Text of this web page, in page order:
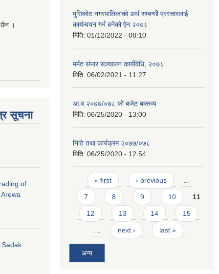
छैन ।
सूचना
of
Sadak
मुसिकोट नगरपालिकाको अर्थ सम्बन्धी प्रस्तावलाई
कार्यन्वयन गर्न बनेको ऐन २०७८
मिति: 01/12/2022 - 08:10
मर्मत संभार सञ्चालन कार्यविधि, २०७८
मिति: 06/02/2021 - 11:27
आ.व.२०७७/०७८ काे बजेट बक्तव्य
मिति: 06/25/2020 - 13:00
निति तथा कार्यक्रम २०७७/०७८
मिति: 06/25/2020 - 12:54
Pages
« first ‹ previous …
7 8 9 10 11
12 13 14 15
… next › last »
अन्य